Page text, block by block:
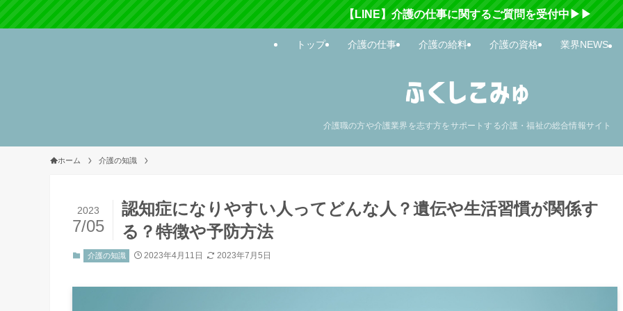
【LINE】介護の仕事に関するご質問を受付中▶▶
介護職の方や介護業界を志す方をサポートする介護・福祉の総合情報サイト
トップ 介護の仕事 介護の給料 介護の資格 業界NEWS
ホーム 介護の知識
認知症になりやすい人ってどんな人？遺伝や生活習慣が関係す
る？特徴や予防方法
2023
7/05
介護の知識 2023年4月11日 2023年7月5日